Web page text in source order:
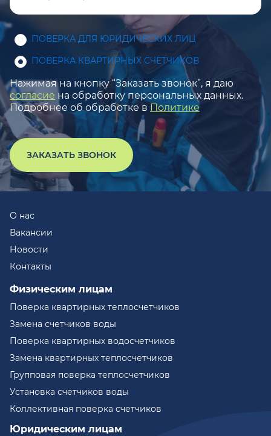
ПОВЕРКА ДЛЯ ЮРИДИЧЕСКИХ ЛИЦ
ПОВЕРКА КВАРТИРНЫХ СЧЕТЧИКОВ
Нажимая на кнопку “Заказать звонок”, я даю
согласие на обработку персональных данных.
Подробнее об обработке в Политике
ЗАКАЗАТЬ ЗВОНОК
О нас
Вакансии
Новости
Контакты
Физическим лицам
Поверка квартирных теплосчетчиков
Замена счетчиков воды
Поверка квартирных водосчетчиков
Замена квартирных теплосчетчиков
Групповая поверка теплосчетчиков
Установка счетчиков воды
Коллективная поверка счетчиков
Юридическим лицам